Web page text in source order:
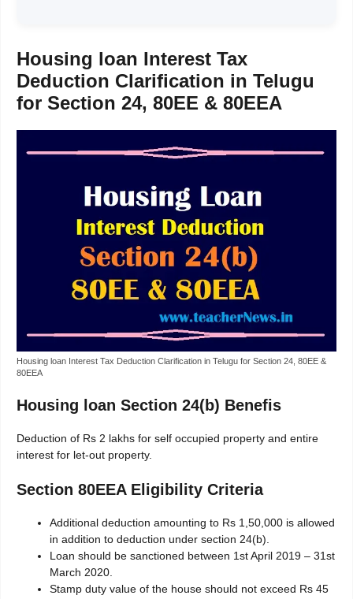
Housing loan Interest Tax
Deduction Clarification in Telugu
for Section 24, 80EE & 80EEA
Housing loan Interest Tax Deduction Clarification in Telugu for Section 24, 80EE &
80EEA
Housing loan Section 24(b) Benefis
Deduction of Rs 2 lakhs for self occupied property and entire
interest for let-out property.
Section 80EEA Eligibility Criteria
Additional deduction amounting to Rs 1,50,000 is allowed
in addition to deduction under section 24(b).
Loan should be sanctioned between 1st April 2019 – 31st
March 2020.
Stamp duty value of the house should not exceed Rs 45